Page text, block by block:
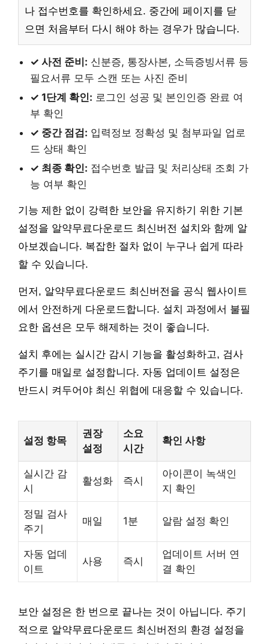
나 접수번호를 확인하세요. 중간에 페이지를 닫
으면 처음부터 다시 해야 하는 경우가 많습니다.
✓ 사전 준비: 신분증, 통장사본, 소득증빙서류 등
필요서류 모두 스캔 또는 사진 준비
✓ 1단계 확인: 로그인 성공 및 본인인증 완료 여
부 확인
✓ 중간 점검: 입력정보 정확성 및 첨부파일 업로
드 상태 확인
✓ 최종 확인: 접수번호 발급 및 처리상태 조회 가
능 여부 확인
기능 제한 없이 강력한 보안을 유지하기 위한 기본
설정을 알약무료다운로드 최신버전 설치와 함께 알
아보겠습니다. 복잡한 절차 없이 누구나 쉽게 따라
할 수 있습니다.
먼저, 알약무료다운로드 최신버전을 공식 웹사이트
에서 안전하게 다운로드합니다. 설치 과정에서 불필
요한 옵션은 모두 해제하는 것이 좋습니다.
설치 후에는 실시간 감시 기능을 활성화하고, 검사
주기를 매일로 설정합니다. 자동 업데이트 설정은
반드시 켜두어야 최신 위협에 대응할 수 있습니다.
설정 항목
권장
설정
소요
시간
확인 사항
실시간 감
시
활성화 즉시
아이콘이 녹색인
지 확인
정밀 검사
주기
매일 1분 알람 설정 확인
자동 업데
이트
사용 즉시
업데이트 서버 연
결 확인
보안 설정은 한 번으로 끝나는 것이 아닙니다. 주기
적으로 알약무료다운로드 최신버전의 환경 설정을